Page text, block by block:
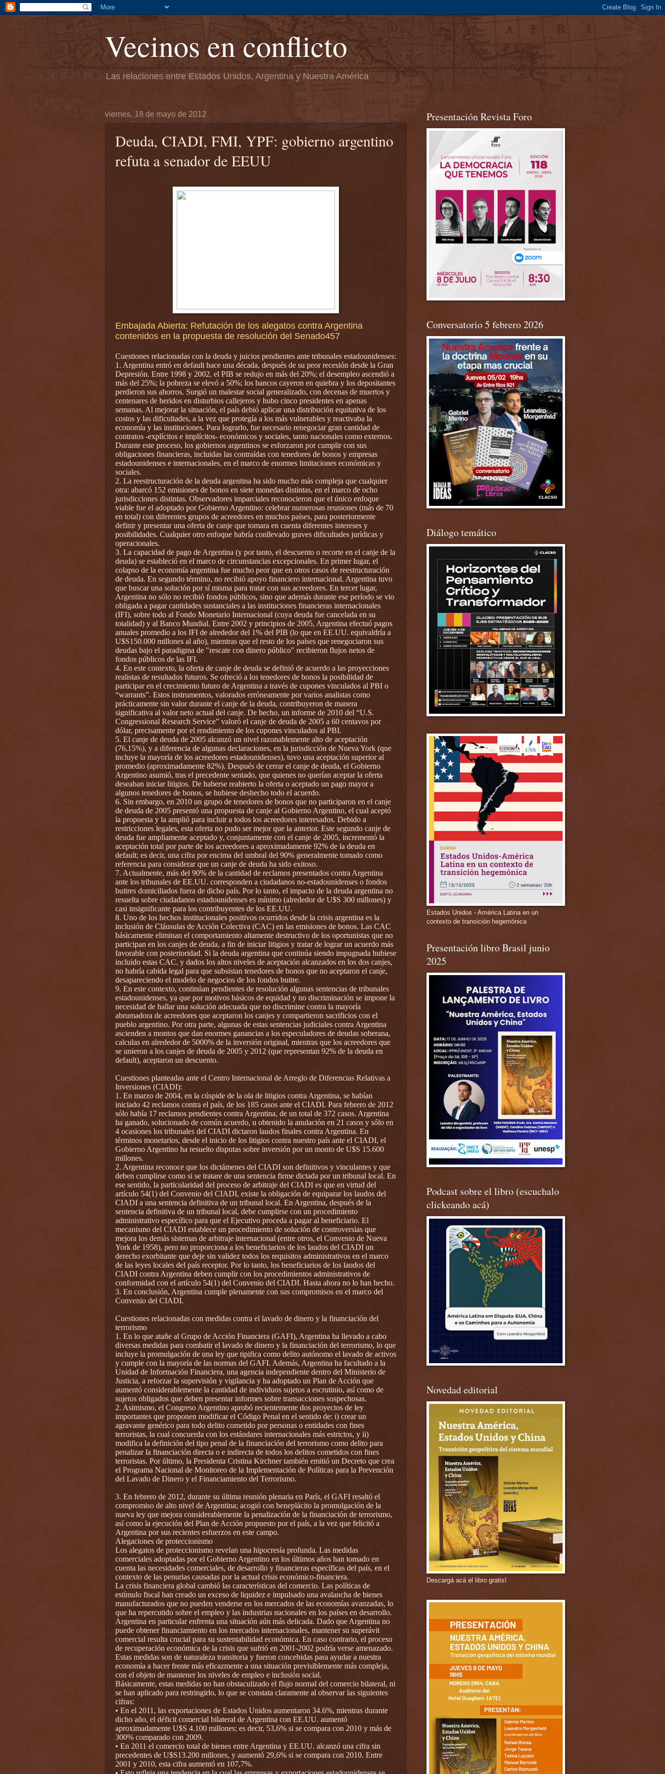
Vecinos en conflicto
Las relaciones entre Estados Unidos, Argentina y Nuestra América
viernes, 18 de mayo de 2012
Deuda, CIADI, FMI, YPF: gobierno argentino
refuta a senador de EEUU
Embajada Abierta: Refutación de los alegatos contra Argentina
contenidos en la propuesta de resolución del Senado457
Cuestiones relacionadas con la deuda y juicios pendientes ante tribunales estadounidenses:
1. Argentina entró en default hace una década, después de su peor recesión desde la Gran
Depresión. Entre 1998 y 2002, el PIB se redujo en más del 20%; el desempleo ascendió a
más del 25%; la pobreza se elevó a 50%; los bancos cayeron en quiebra y los depositantes
perdieron sus ahorros. Surgió un malestar social generalizado, con decenas de muertos y
centenares de heridos en disturbios callejeros y hubo cinco presidentes en apenas
semanas. Al mejorar la situación, el país debió aplicar una distribución equitativa de los
costos y las dificultades, a la vez que protegía a los más vulnerables y reactivaba la
economía y las instituciones. Para lograrlo, fue necesario renegociar gran cantidad de
contratos -explícitos e implícitos- económicos y sociales, tanto nacionales como externos.
Durante este proceso, los gobiernos argentinos se esforzaron por cumplir con sus
obligaciones financieras, incluidas las contraídas con tenedores de bonos y empresas
estadounidenses e internacionales, en el marco de enormes limitaciones económicas y
sociales.
2. La reestructuración de la deuda argentina ha sido mucho más compleja que cualquier
otra: abarcó 152 emisiones de bonos en siete monedas distintas, en el marco de ocho
jurisdicciones distintas. Observadores imparciales reconocieron que el único enfoque
viable fue el adoptado por Gobierno Argentino: celebrar numerosas reuniones (más de 70
en total) con diferentes grupos de acreedores en muchos países, para posteriormente
definir y presentar una oferta de canje que tomara en cuenta diferentes intereses y
posibilidades. Cualquier otro enfoque habría conllevado graves dificultades jurídicas y
operacionales.
3. La capacidad de pago de Argentina (y por tanto, el descuento o recorte en el canje de la
deuda) se estableció en el marco de circunstancias excepcionales. En primer lugar, el
colapso de la economía argentina fue mucho peor que en otros casos de reestructuración
de deuda. En segundo término, no recibió apoyo financiero internacional. Argentina tuvo
que buscar una solución por sí misma para tratar con sus acreedores. En tercer lugar,
Argentina no sólo no recibió fondos públicos, sino que además durante ese período se vio
obligada a pagar cantidades sustanciales a las instituciones financieras internacionales
(IFI), sobre todo al Fondo Monetario Internacional (cuya deuda fue cancelada en su
totalidad) y al Banco Mundial. Entre 2002 y principios de 2005, Argentina efectuó pagos
anuales promedio a los IFI de alrededor del 1% del PIB (lo que en EE.UU. equivaldría a
U$S150.000 millones al año), mientras que el resto de los países que renegociaron sus
deudas bajo el paradigma de "rescate con dinero público" recibieron flujos netos de
fondos públicos de las IFI.
4. En este contexto, la oferta de canje de deuda se definió de acuerdo a las proyecciones
realistas de resultados futuros. Se ofreció a los tenedores de bonos la posibilidad de
participar en el crecimiento futuro de Argentina a través de cupones vinculados al PBI o
“warrants”. Estos instrumentos, valorados erróneamente por varios analistas como
prácticamente sin valor durante el canje de la deuda, contribuyeron de manera
significativa al valor neto actual del canje. De hecho, un informe de 2010 del “U.S.
Congressional Research Service” valoró el canje de deuda de 2005 a 60 centavos por
dólar, precisamente por el rendimiento de los cupones vinculados al PBI.
5. El canje de deuda de 2005 alcanzó un nivel razonablemente alto de aceptación
(76,15%), y a diferencia de algunas declaraciones, en la jurisdicción de Nueva York (que
incluye la mayoría de los acreedores estadounidenses), tuvo una aceptación superior al
promedio (aproximadamente 82%). Después de cerrar el canje de deuda, el Gobierno
Argentino asumió, tras el precedente sentado, que quienes no querían aceptar la oferta
deseaban iniciar litigios. De haberse reabierto la oferta o aceptado un pago mayor a
algunos tenedores de bonos, se hubiese deshecho todo el acuerdo.
6. Sin embargo, en 2010 un grupo de tenedores de bonos que no participaron en el canje
de deuda de 2005 presentó una propuesta de canje al Gobierno Argentino, el cual aceptó
la propuesta y la amplió para incluir a todos los acreedores interesados. Debido a
restricciones legales, esta oferta no pudo ser mejor que la anterior. Este segundo canje de
deuda fue ampliamente aceptado y, conjuntamente con el canje de 2005, incrementó la
aceptación total por parte de los acreedores a aproximadamente 92% de la deuda en
default; es decir, una cifra por encima del umbral del 90% generalmente tomado como
referencia para considerar que un canje de deuda ha sido exitoso.
7. Actualmente, más del 90% de la cantidad de reclamos presentados contra Argentina
ante los tribunales de EE.UU. corresponden a ciudadanos no-estadounidenses o fondos
buitres domiciliados fuera de dicho país. Por lo tanto, el impacto de la deuda argentina no
resuelta sobre ciudadanos estadounidenses es mínimo (alrededor de U$S 300 millones) y
casi insignificante para los contribuyentes de los EE.UU.
8. Uno de los hechos institucionales positivos ocurridos desde la crisis argentina es la
inclusión de Cláusulas de Acción Colectiva (CAC) en las emisiones de bonos. Las CAC
básicamente eliminan el comportamiento altamente destructivo de los oportunistas que no
participan en los canjes de deuda, a fin de iniciar litigios y tratar de lograr un acuerdo más
favorable con posterioridad. Si la deuda argentina que continúa siendo impugnada hubiese
incluido estas CAC, y dados los altos niveles de aceptación alcanzados en los dos canjes,
no habría cabida legal para que subsistan tenedores de bonos que no aceptaron el canje,
desapareciendo el modelo de negocios de los fondos buitre.
9. En este contexto, continúan pendientes de resolución algunas sentencias de tribunales
estadounidenses, ya que por motivos básicos de equidad y no discriminación se impone la
necesidad de hallar una solución adecuada que no discrimine contra la mayoría
abrumadora de acreedores que aceptaron los canjes y compartieron sacrificios con el
pueblo argentino. Por otra parte, algunas de estas sentencias judiciales contra Argentina
ascienden a montos que dan enormes ganancias a los especuladores de deudas soberana,
calculas en alrededor de 5000% de la inversión original, mientras que los acreedores que
se unieron a los canjes de deuda de 2005 y 2012 (que representan 92% de la deuda en
default), aceptaron un descuento.
Cuestiones planteadas ante el Centro Internacional de Arreglo de Diferencias Relativas a
Inversiones (CIADI):
1. En marzo de 2004, en la cúspide de la ola de litigios contra Argentina, se habían
iniciado 42 reclamos contra el país, de los 185 casos ante el CIADI. Para febrero de 2012
sólo había 17 reclamos pendientes contra Argentina, de un total de 372 casos. Argentina
ha ganado, solucionado de común acuerdo, u obtenido la anulación en 21 casos y sólo en
4 ocasiones los tribunales del CIADI dictaron laudos finales contra Argentina. En
términos monetarios, desde el inicio de los litigios contra nuestro país ante el CIADI, el
Gobierno Argentino ha resuelto disputas sobre inversión por un monto de U$S 15.600
millones.
2. Argentina reconoce que los dictámenes del CIADI son definitivos y vinculantes y que
deben cumplirse como si se tratare de una sentencia firme dictada por un tribunal local. En
ese sentido, la particularidad del proceso de arbitraje del CIADI es que en virtud del
artículo 54(1) del Convenio del CIADI, existe la obligación de equiparar los laudos del
CIADI a una sentencia definitiva de un tribunal local. En Argentina, después de la
sentencia definitiva de un tribunal local, debe cumplirse con un procedimiento
administrativo específico para que el Ejecutivo proceda a pagar al beneficiario. El
mecanismo del CIADI establece un procedimiento de solución de controversias que
mejora los demás sistemas de arbitraje internacional (entre otros, el Convenio de Nueva
York de 1958), pero no proporciona a los beneficiarios de los laudos del CIADI un
derecho exorbitante que deje sin validez todos los requisitos administrativos en el marco
de las leyes locales del país receptor. Por lo tanto, los beneficiarios de los laudos del
CIADI contra Argentina deben cumplir con los procedimientos administrativos de
conformidad con el artículo 54(1) del Convenio del CIADI. Hasta ahora no lo han hecho.
3. En conclusión, Argentina cumple plenamente con sus compromisos en el marco del
Convenio del CIADI.
Cuestiones relacionadas con medidas contra el lavado de dinero y la financiación del
terrorismo
1. En lo que atañe al Grupo de Acción Financiera (GAFI), Argentina ha llevado a cabo
diversas medidas para combatir el lavado de dinero y la financiación del terrorismo, lo que
incluye la promulgación de una ley que tipifica como delito autónomo el lavado de activos
y cumple con la mayoría de las normas del GAFI. Además, Argentina ha facultado a la
Unidad de Información Financiera, una agencia independiente dentro del Ministerio de
Justicia, a reforzar la supervisión y vigilancia y ha adoptado un Plan de Acción que
aumentó considerablemente la cantidad de individuos sujetos a escrutinio, así como de
sujetos obligados que deben presentar informes sobre transacciones sospechosas.
2. Asimismo, el Congreso Argentino aprobó recientemente dos proyectos de ley
importantes que proponen modificar el Código Penal en el sentido de: i) crear un
agravante genérico para todo delito cometido por personas o entidades con fines
terroristas, la cual concuerda con los estándares internacionales más estrictos, y ii)
modifica la definición del tipo penal de la financiación del terrorismo como delito para
penalizar la financiación directa o e indirecta de todos los delitos cometidos con fines
terroristas. Por último, la Presidenta Cristina Kirchner también emitió un Decreto que crea
el Programa Nacional de Monitoreo de la Implementación de Políticas para la Prevención
del Lavado de Dinero y el Financiamiento del Terrorismo.
3. En febrero de 2012, durante su última reunión plenaria en París, el GAFI resaltó el
compromiso de alto nivel de Argentina; acogió con beneplácito la promulgación de la
nueva ley que mejora considerablemente la penalización de la financiación de terrorismo,
así como la ejecución del Plan de Acción propuesto por el país, a la vez que felicitó a
Argentina por sus recientes esfuerzos en este campo.
Alegaciones de proteccionismo
Los alegatos de proteccionismo revelan una hipocresía profunda. Las medidas
comerciales adoptadas por el Gobierno Argentino en los últimos años han tomado en
cuenta las necesidades comerciales, de desarrollo y financieras específicas del país, en el
contexto de las penurias causadas por la actual crisis económico-financiera.
La crisis financiera global cambió las características del comercio. Las políticas de
estímulo fiscal han creado un exceso de liquidez e impulsado una avalancha de bienes
manufacturados que no pueden venderse en los mercados de las economías avanzadas, lo
que ha repercutido sobre el empleo y las industrias nacionales en los países en desarrollo.
Argentina en particular enfrenta una situación aún más delicada. Dado que Argentina no
puede obtener financiamiento en los mercados internacionales, mantener su superávit
comercial resulta crucial para su sustentabilidad económica. En caso contrario, el proceso
de recuperación económica de la crisis que sufrió en 2001-2002 podría verse amenazado.
Estas medidas son de naturaleza transitoria y fueron concebidas para ayudar a nuestra
economía a hacer frente más eficazmente a una situación previsiblemente más compleja,
con el objeto de mantener los niveles de empleo e inclusión social.
Básicamente, estas medidas no han obstaculizado el flujo normal del comercio bilateral, ni
se han aplicado para restringirlo, lo que se constata claramente al observar las siguientes
cifras:
• En el 2011, las exportaciones de Estados Unidos aumentaron 34.6%, mientras durante
dicho año, el déficit comercial bilateral de Argentina con EE.UU. aumentó
aproximadamente U$S 4.100 millones; es decir, 53,6% si se compara con 2010 y más de
300% comparado con 2009.
• En 2011 el comercio total de bienes entre Argentina y EE.UU. alcanzó una cifra sin
precedentes de U$S13.200 millones, y aumentó 29,6% si se compara con 2010. Entre
2001 y 2010, esta cifra aumentó en 107,7%.
Presentación Revista Foro
Conversatorio 5 febrero 2026
Diálogo temático
Estados Unidos - América Latina en un
contexto de transición hegemónica
Presentación libro Brasil junio
2025
Podcast sobre el libro (escuchalo
clickeando acá)
Novedad editorial
Descargá acá el libro gratis!